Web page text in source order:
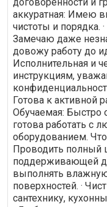
аккуратная: Имею
чистоты и порядка.
Замечаю даже
довожу работу до
Исполнительная и
инструкциям,
Готова к активной
Обучаемая:
готова работать с
оборудованием.
Проводить полный
поддерживающей
выполнять
поверхностей. ·
сантехнику,